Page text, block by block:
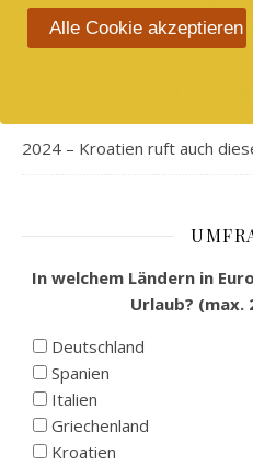
2024 – Kroatien ruft auch
In welchem Ländern in
Urlaub?
Deutschland
Spanien
Italien
Griechenland
Kroatien
Alle Cookie akzeptieren